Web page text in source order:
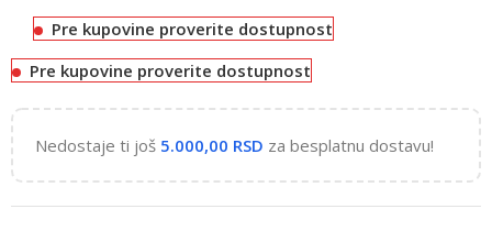
Pre kupovine proverite dostupnost
Pre kupovine proverite dostupnost
Nedostaje ti još 5.000,00 RSD za besplatnu dostavu!